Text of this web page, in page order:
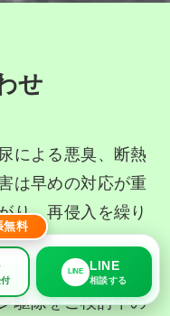
せ
による悪臭、断熱
は早めの対応が重
り、再侵入を繰り
駆除をご検討中の
無料
LINE LINE
相談する